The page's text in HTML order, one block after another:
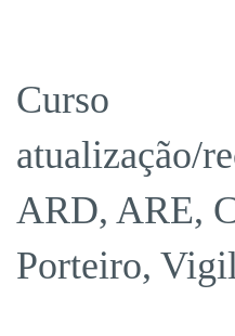
Curso
atualização/
ARD, ARE,
Porteiro,